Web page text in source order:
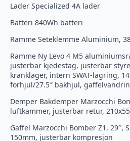
Lader Specialized 4A lader
Batteri 840Wh batteri
Ramme Seteklemme Aluminium,
Ramme Ny Levo 4 M5
justerbar kjedestag, justerbar
kranklager, intern SWAT-lagring,
forhjul/27.5″ bakhjul,
Demper Bakdemper Marzocchi
luftkammer, justerbar retur,
Gaffel Marzocchi Bomber Z1, 29″,
150mm, justerbar kompresjon